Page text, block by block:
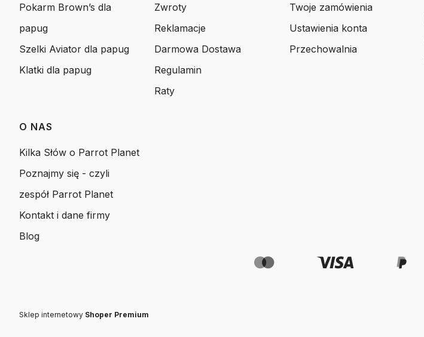
Pokarm Brown’s dla
papug
Szelki Aviator dla papug
Klatki dla papug
Zwroty
Reklamacje
Darmowa Dostawa
Regulamin
Raty
Twoje zamówienia
Ustawienia konta
Przechowalnia
O NAS
Kilka Słów o Parrot Planet
Poznajmy się - czyli
zespół Parrot Planet
Kontakt i dane firmy
Blog
Sklep internetowy Shoper Premium